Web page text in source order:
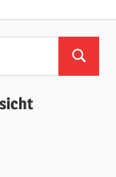
Suchen